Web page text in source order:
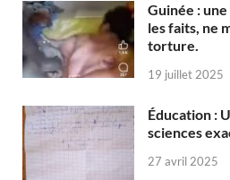
Guinée :
les faits, ne
torture.
19 juillet 2025
Éducation :
sciences
27 avril 2025